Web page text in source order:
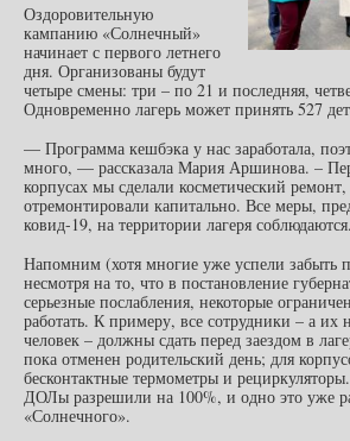
Оздоровительную
кампанию «Солнечный»
начинает с первого летнего
дня. Организованы будут
четыре смены: три – по 21 и последняя,
Одновременно лагерь может принять 527
— Программа кешбэка у нас заработала,
много, — рассказала Мария Аршинова. –
корпусах мы сделали косметический
отремонтировали капитально. Все меры,
ковид-19, на территории лагеря соблюдаются.
Напомним (хотя многие уже успели забыть
несмотря на то, что в постановление
серьезные послабления, некоторые
работать. К примеру, все сотрудники – а их
человек – должны сдать перед заездом в
пока отменен родительский день; для
бесконтактные термометры и
ДОЛы разрешили на 100%, и одно это уже
«Солнечного».